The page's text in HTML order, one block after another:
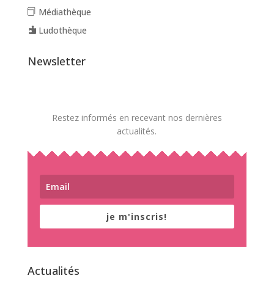
Médiathèque
Ludothèque
Newsletter
Restez informés en recevant nos dernières
actualités.
je m'inscris!
Actualités